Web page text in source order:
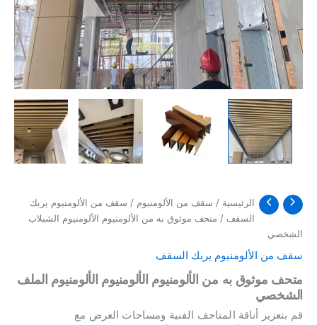
الرئيسية / سقف من الألومنيوم / سقف من الألومنيوم يربك
السقف / متحف موثوق به من الألومنيوم الألومنيوم الشبلاب
الشخصي
سقف من الألومنيوم يربك السقف
متحف موثوق به من الألومنيوم الألومنيوم الألومنيوم الملف
الشخصي
قم بتعزيز أناقة المتاحف الفنية ومساحات العرض مع